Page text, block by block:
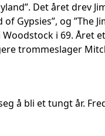
Det året drev
of Gypsies”, og
i 69. Året
trommeslager
å bli et tungt år.